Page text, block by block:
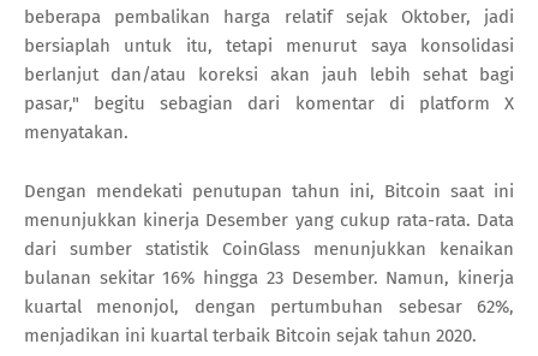
beberapa pembalikan harga relatif sejak Oktober, jadi
bersiaplah untuk itu, tetapi menurut saya konsolidasi
berlanjut dan/atau koreksi akan jauh lebih sehat bagi
pasar," begitu sebagian dari komentar di platform X
menyatakan.
Dengan mendekati penutupan tahun ini, Bitcoin saat ini
menunjukkan kinerja Desember yang cukup rata-rata. Data
dari sumber statistik CoinGlass menunjukkan kenaikan
bulanan sekitar 16% hingga 23 Desember. Namun, kinerja
kuartal menonjol, dengan pertumbuhan sebesar 62%,
menjadikan ini kuartal terbaik Bitcoin sejak tahun 2020.